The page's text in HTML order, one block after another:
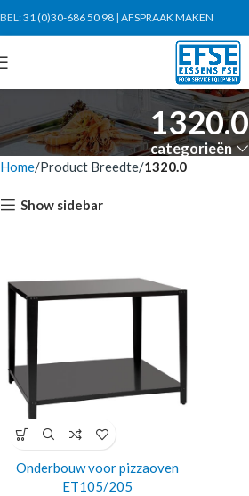
BEL:31 (0)30-686 50 98 | AFSPRAAK MAKEN
1320.0
categorieën
Home Product Breedte 1320.0
Show sidebar
Onderbouw voor pizzaoven
ET105/205